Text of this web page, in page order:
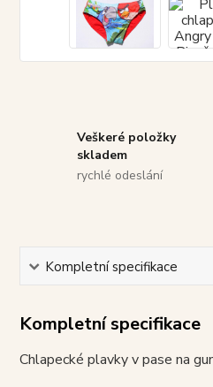
Veškeré položky
skladem
rychlé odeslání
Kompletní specifikace
Kompletní specifikace
Chlapecké plavky v pase na